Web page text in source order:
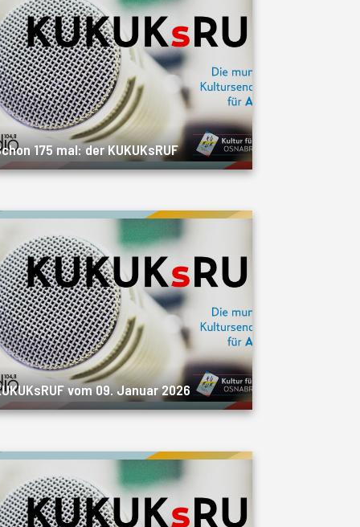
175 mal: der KUKUKsRUF
vom 09. Januar 2026